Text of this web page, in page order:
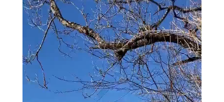
Player